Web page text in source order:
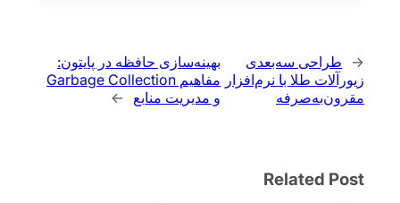
← طراحی سه‌بعدی
زیورآلات طلا با نرم‌افزار
مقرون‌به‌صرفه
بهینه‌سازی حافظه در پایتون:
مفاهیم Garbage Collection
و مدیریت منابع
→
Related Post